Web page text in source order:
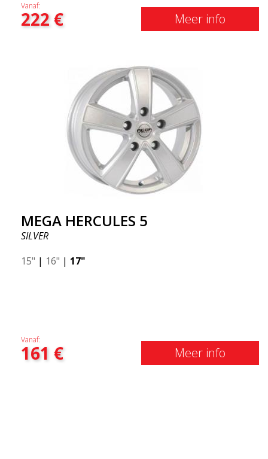
Vanaf:
222€ Meer info
MEGA HERCULES 5
SILVER
15" | 16" | 17"
Vanaf:
161 € Meer info